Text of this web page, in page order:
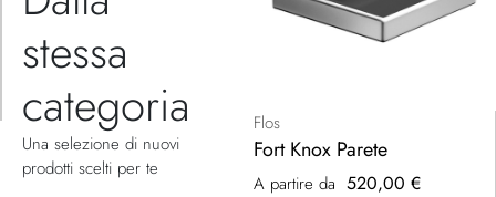
stessa
categoria
Una selezione di nuovi
prodotti scelti per te
Flos
Fort Knox Parete
A partire da 520,00 €